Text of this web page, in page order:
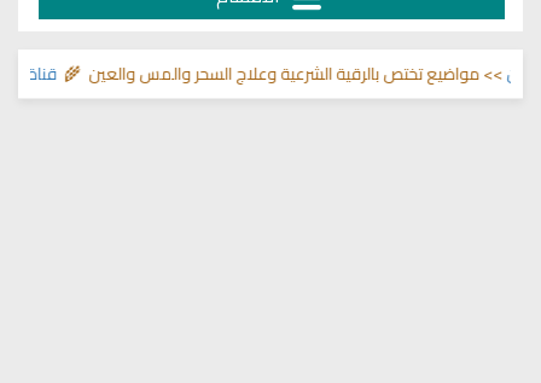
قناة وشفاءمواضيع تختص بالرقية الشرعية وعلاج السحر والمس والعين 🌾